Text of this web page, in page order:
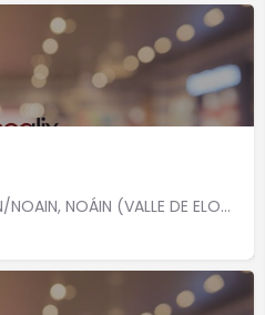
BAR RESTAURANTE EN NOÁIN/NOAIN, NOÁIN (VALLE DE ELORZ)/NOAIN (ELORTZIBAR). ESPECIALIZADOS EN Cocina…